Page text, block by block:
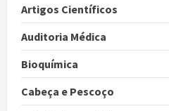
Artigos Científicos
Auditoria Médica
Bioquímica
Cabeça e Pescoço